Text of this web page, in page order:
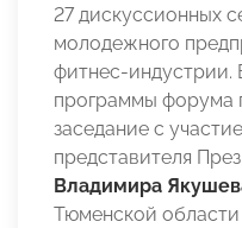
27 дискуссионных
молодежного
фитнес-индустрии.
программы форума
заседание с
представителя
Владимира
Тюменской области